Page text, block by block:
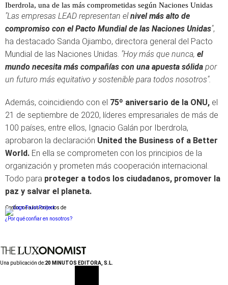
Iberdrola, una de las más comprometidas según Naciones Unidas
"Las empresas LEAD representan elnivel más alto de
compromiso con el Pacto Mundial de las Naciones Unidas",
ha destacado Sanda Ojiambo, directora general del Pacto
Mundial de las Naciones Unidas. "Hoy más que nunca, el
mundo necesita más compañías con una apuesta sólida por
un futuro más equitativo y sostenible para todos nosotros".
Además, coincidiendo con el 75º aniversario de la ONU, el
21 de septiembre de 2020, líderes empresariales de más de
100 países, entre ellos, Ignacio Galán por Iberdrola,
aprobaron la declaración United the Business of a Better
World. En ella se comprometen con los principios de la
organización y prometen más cooperación internacional.
Todo para proteger a todos los ciudadanos, promover la
paz y salvar el planeta.
Conforme a los criterios de
¿Por qué confiar en nosotros?
Una publicación de:20 MINUTOS EDITORA, S.L.